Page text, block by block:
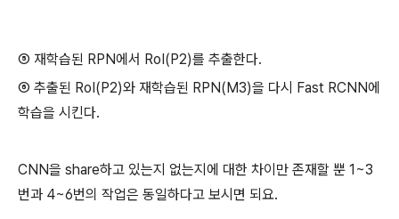
⑤ 재학습된 RPN에서 RoI(P2)를 추출한다.
⑥ 추출된 RoI(P2)와 재학습된 RPN(M3)을 다시 Fast RCNN에
학습을 시킨다.
CNN을 share하고 있는지 없는지에 대한 차이만 존재할 뿐 1~3
번과 4~6번의 작업은 동일하다고 보시면 되요.